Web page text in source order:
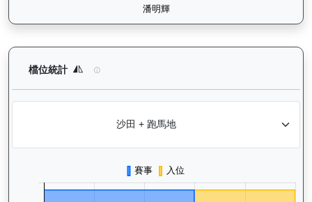
檔位統計 長勝金剛（K266）— 檔位統計分析：查看馬匹